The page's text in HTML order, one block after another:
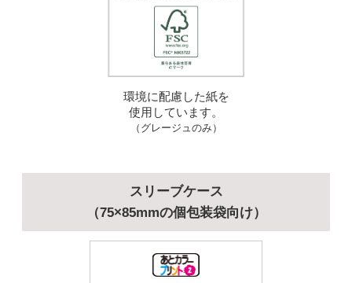
環境に配慮した紙を
使用しています。
（グレージュのみ）
スリーブケース
（75×85mmの個包装袋向け）